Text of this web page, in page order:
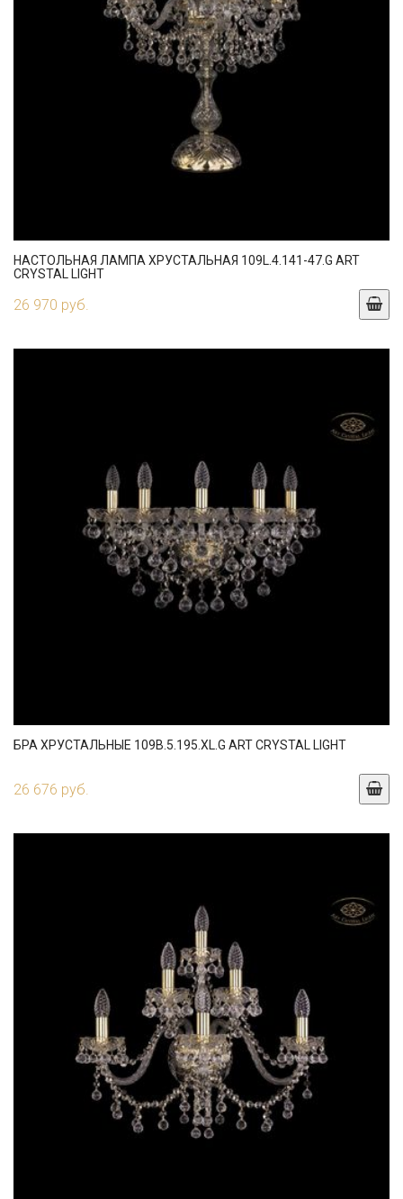
НАСТОЛЬНАЯ ЛАМПА ХРУСТАЛЬНАЯ 109L.4.141-47.G ART
CRYSTAL LIGHT
26 970 руб.
БРА ХРУСТАЛЬНЫЕ 109B.5.195.XL.G ART CRYSTAL LIGHT
26 676 руб.